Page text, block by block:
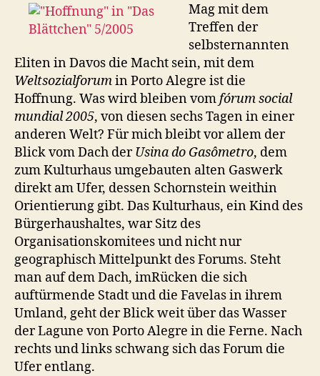
Mag mit dem
Treffen der
selbsternannten
Eliten in Davos die Macht sein, mit dem
Weltsozialforumin Porto Alegre ist die
Hoffnung. Was wird bleiben vomfórum social
mundial 2005, von diesen sechs Tagen in einer
anderen Welt? Für mich bleibt vor allem der
Blick vom Dach derUsina do Gasômetro, dem
zum Kulturhaus umgebauten alten Gaswerk
direkt am Ufer, dessen Schornstein weithin
Orientierung gibt. Das Kulturhaus, ein Kind des
Bürgerhaushaltes, war Sitz des
Organisationskomitees und nicht nur
geographisch Mittelpunkt des Forums. Steht
man auf dem Dach, imRücken die sich
auftürmende Stadt und die Favelas in ihrem
Umland, geht der Blick weit über das Wasser
der Lagune von Porto Alegre in die Ferne. Nach
rechts und links schwang sich das Forum die
Ufer entlang.